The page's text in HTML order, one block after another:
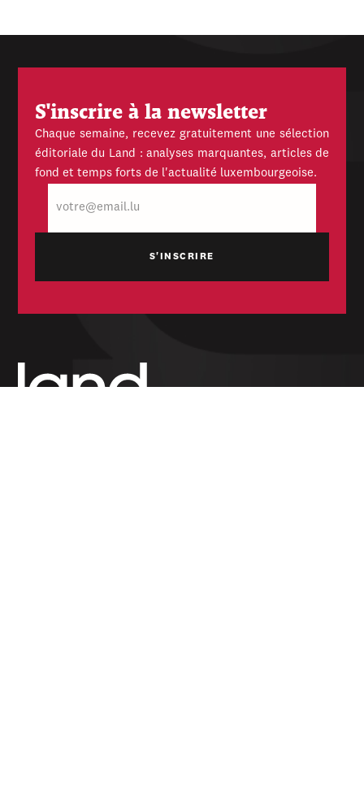
S'inscrire à la newsletter
Chaque semaine, recevez gratuitement une sélection
éditoriale du Land : analyses marquantes, articles de
fond et temps forts de l'actualité luxembourgeoise.
mail